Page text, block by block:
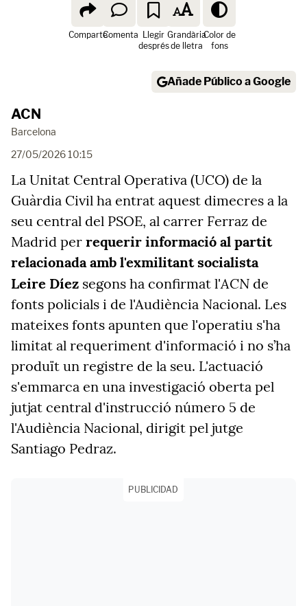
ComparteComenta Llegir
després
Grandària
de lletra
Color de
fons
Añade Público a Google
ACN
Barcelona
27/05/2026 10:15
La Unitat Central Operativa (UCO) de la
Guàrdia Civil ha entrat aquest dimecres a la
seu central del PSOE, al carrer Ferraz de
Madrid per requerir informació al partit
relacionada amb l'exmilitant socialista
Leire Díez segons ha confirmat l'ACN de
fonts policials i de l'Audiència Nacional. Les
mateixes fonts apunten que l'operatiu s'ha
limitat al requeriment d'informació i no s’ha
produït un registre de la seu. L'actuació
s'emmarca en una investigació oberta pel
jutjat central d'instrucció número 5 de
l'Audiència Nacional, dirigit pel jutge
Santiago Pedraz.
PUBLICIDAD